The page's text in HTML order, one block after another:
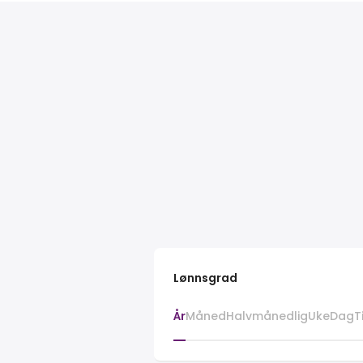
Lønnsgrad
ÅrMånedHalvmånedligUkeDag